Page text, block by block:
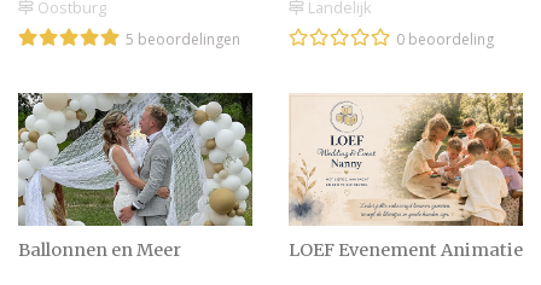
Oostburg
5 beoordelingen
Landelijk
0 beoordeling
Ballonnen en Meer LOEF Evenement Animatie